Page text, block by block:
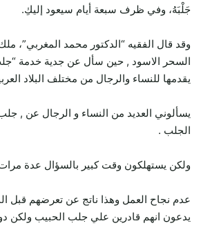
جَلْبَهُ، وفي ظرف سبعة أيام سيعود إليكِ.
وقد قال الفقيه “الدكتور محمد المغربي”،
السحر الاسود , حين سأل عن جدية خدمة
يقدمها للنساء والرجال من مختلف البلاد
يسألوني العديد من النساء و الرجال عن ,
الجلب .
ولكن يستهلكون وقت كبير بالسؤال عدة
عدم نجاح العمل وهذا ناتج عن تعرضهم قبل
يدعون انهم قادرين علي جلب الحبيب ولكن